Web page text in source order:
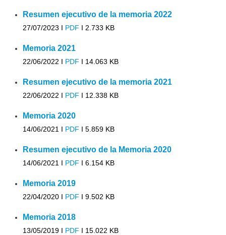
Resumen ejecutivo de la memoria 2022
27/07/2023 I PDF I 2.733 KB
Memoria 2021
22/06/2022 I PDF I 14.063 KB
Resumen ejecutivo de la memoria 2021
22/06/2022 I PDF I 12.338 KB
Memoria 2020
14/06/2021 I PDF I 5.859 KB
Resumen ejecutivo de la Memoria 2020
14/06/2021 I PDF I 6.154 KB
Memoria 2019
22/04/2020 I PDF I 9.502 KB
Memoria 2018
13/05/2019 I PDF I 15.022 KB